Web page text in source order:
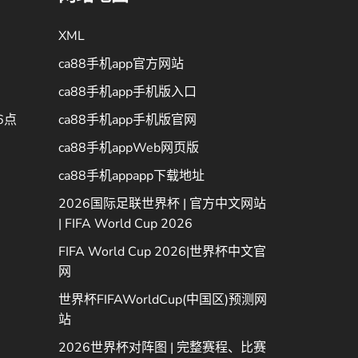
点
XML
ca88手机app官方网站
ca88手机app手机版入口
ca88手机app手机版官网
ca88手机appWeb网页版
ca88手机appapp下载地址
2026国际足联世界杯 | 官方中文网站
| FIFA World Cup 2026
FIFA World Cup 2026|世界杯中文官
网
世界杯FIFAWorldCup(中国区)预测网
站
2026世界杯对阵图 | 完整赛程、比赛